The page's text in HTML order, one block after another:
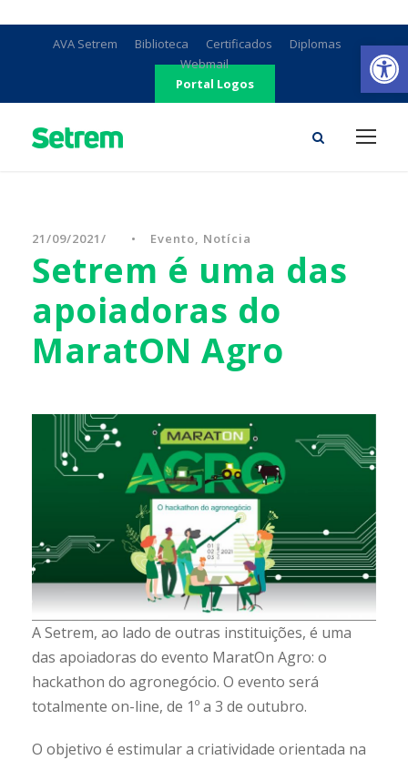
AVA Setrem Biblioteca Certificados
Diplomas
Webmail
Portal Logos
21/09/2021 • Evento, Notícia
Setrem é uma das
apoiadoras do
MaratON Agro
A Setrem, ao lado de outras instituições, é uma
das apoiadoras do evento MaratOn Agro: o
hackathon do agronegócio. O evento será
totalmente on-line, de 1º a 3 de outubro.
O objetivo é estimular a criatividade orientada na